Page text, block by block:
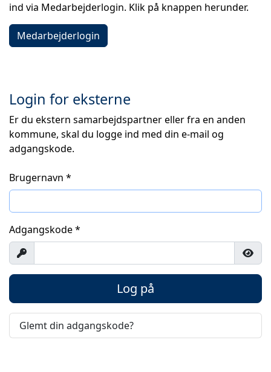
ind via Medarbejderlogin. Klik på knappen herunder.
Medarbejderlogin
Login for eksterne
Er du ekstern samarbejdspartner eller fra en anden
kommune, skal du logge ind med din e-mail og
adgangskode.
Brugernavn *
Adgangskode*
Vis
Vis
Log på
Glemt din adgangskode?